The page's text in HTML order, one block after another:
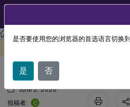
配置打印机
June 2, 2026
投稿者:
C
是否要使用您的浏览器的首选语言切换
是 否